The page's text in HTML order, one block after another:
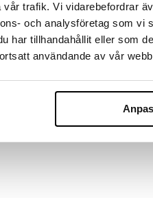
trafik. Vi vidarebefordrar
och analysföretag som
har tillhandahållit eller som
användande av vår